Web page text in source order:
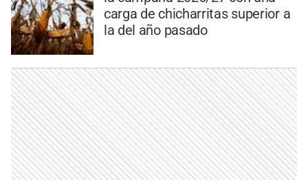
carga de chicharritas superior a
la del año pasado